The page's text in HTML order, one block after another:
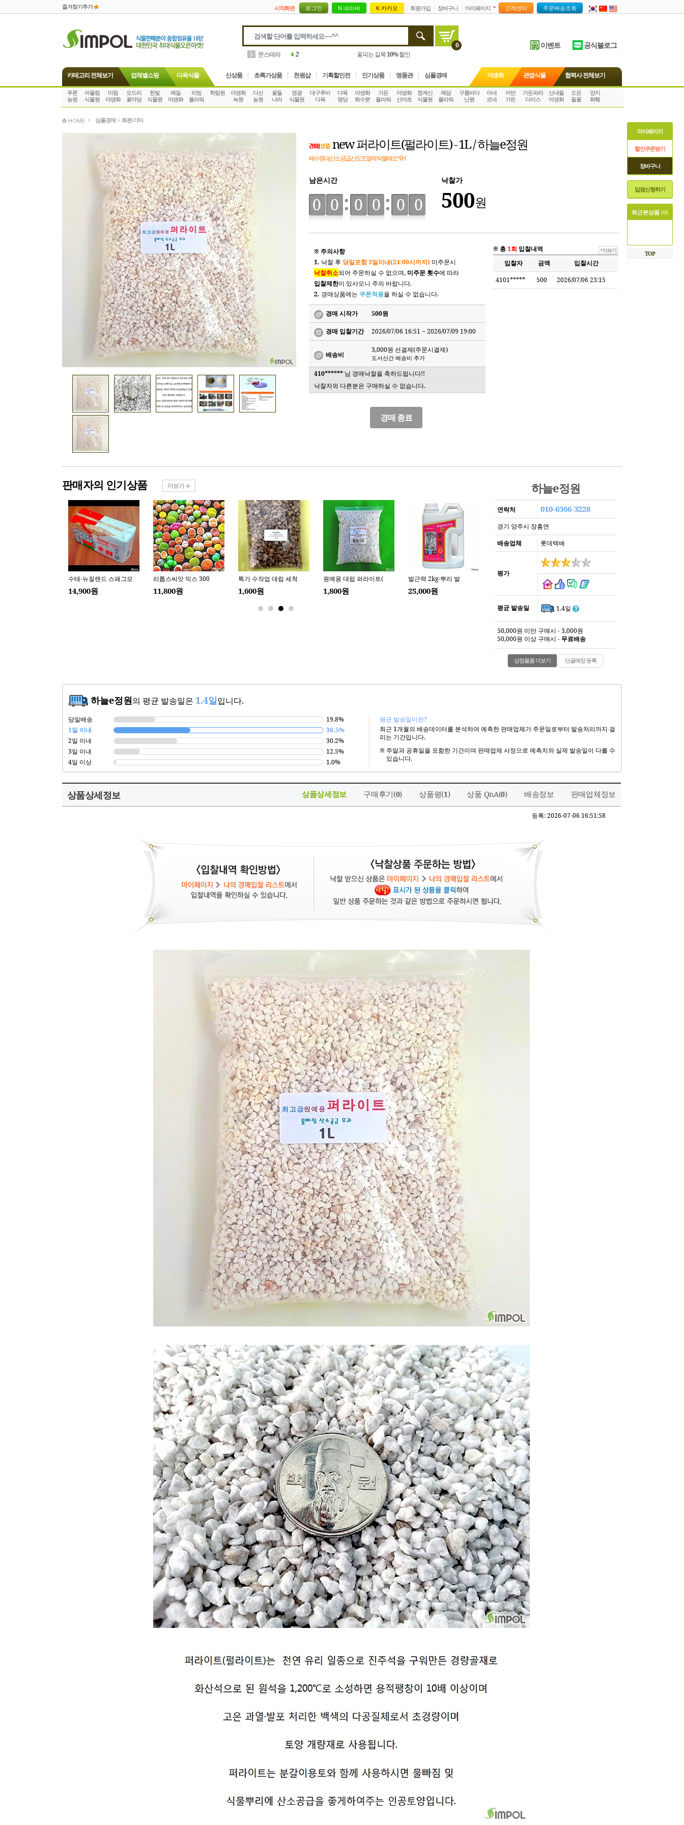
즐겨찾기추가 시작화면 회원가입 장바구니 마이페이지
0
5 몬스테라 2 꽃피는 길목10%할인
이벤트 공식블로그
카테고리 전체보기 업체별쇼핑 다육식물 신상품 초특가상품 천원샵 기획할인전 인기상품 명품관 심폴경매 야생화 관엽식물 협력사 전체보기
푸른
농원
어울림
식물원
미림
야생화
오드리
꽃마당
한빛
식물원
예일
야생화
리빙
플라워
학림원
야생화
녹원
다선
농원
꽃들
나라
영광
식물원
대구루비
다육
다육
명당
야생화
화수분
가든
플라워
야생화
산야초
청계산
식물원
예담
플라워
구름바다
난원
아네
모네
어반
가든
가든파라
다이스
산내들
야생화
도은
들꽃
양지
화훼
> 심폴경매 > 화분/기타
new 퍼라이트(펄라이트) - 1L / 하늘e정원
배수증대,산소공급,산도조절에 탁월해요^0^/
남은시간
00 00 00
낙찰가
500원
※ 주의사항
1. 낙찰 후 당일포함 3일이내(24:00시까지) 미주문시
낙찰취소되어 주문하실 수 없으며, 미주문 횟수에 따라
입찰제한이 있사오니 주의 바랍니다.
2. 경매상품에는 쿠폰적용을 하실 수 없습니다.
경매 시작가 500원
경매 입찰기간 2026/07/06 16:51 ~ 2026/07/09 19:00
배송비
3,000원 선결제(주문시결제)
도서산간 배송비 추가
410****** 님 경매낙찰을 축하드립니다!!
낙찰자외 다른분은 구매하실 수 없습니다.
경매 종료
※ 총1회 입찰내역
입찰자
금액
입찰시간
4101*****
500 2026/07/06 23:15
+더보기
하늘e정원
연락처 010-6366-3228
경기 양주시 장흥면
배송업체
롯데택배
평가
평균 발송일 1.4일
50,000원 미만 구매시 - 3,000원
50,000원 이상 구매시 - 무료배송
상점물품 더보기 단골매장 등록
하늘e정원의 평균 발송일은 1.4일입니다.
당일배송
19.8%
1일 이내
36.5%
2일 이내
30.2%
3일 이내
12.5%
4일 이상
1.0%
평균 발송일이란?
최근 1개월의 배송데이터를 분석하여 예측한 판매업체가 주문일로부터 발송처리까지 걸
리는 기간입니다.
※ 주말과 공휴일을 포함한 기간이며 판매업체 사정으로 예측치와 실제 발송일이 다를 수
있습니다.
상품상세정보 상품상세정보 구매후기(0) 상품평(1) 상품 QnA(0) 배송정보 판매업체정보
등록: 2026-07-06 16:51:58
마이페이지
할인쿠폰받기
장바구니
입점신청하기
최근본상품 (0)
TOP